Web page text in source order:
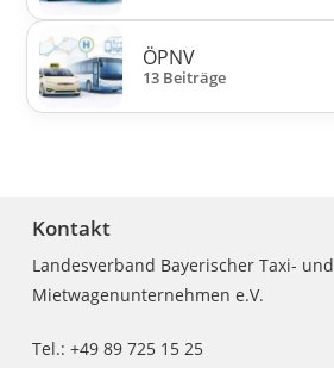
ÖPNV
13 Beiträge
Kontakt
Landesverband Bayerischer Taxi- und
Mietwagenunternehmen e.V.
Tel.: +49 89 725 15 25